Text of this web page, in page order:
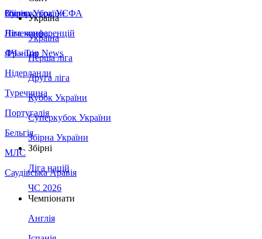
Збірна України
Італія
Німеччина
Франція
Нідерланди
Туреччина
Португалія
Бельгія
МЛС
Саудівська Аравія
Суперкубок УЄФА
Ліга конференцій
ЛЧ - Top News
Україна
Україна
Перша ліга
Друга ліга
Кубок України
Суперкубок України
Збірна України
Збірні
Ліга націй
ЧС 2026
Чемпіонати
Англія